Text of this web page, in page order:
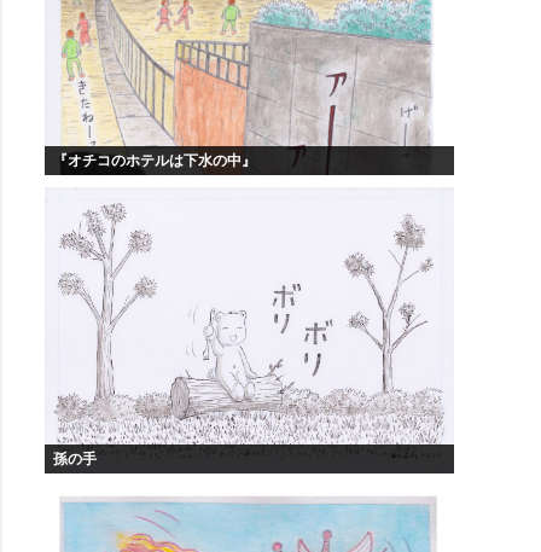
『オチコのホテルは下水の中』
孫の手